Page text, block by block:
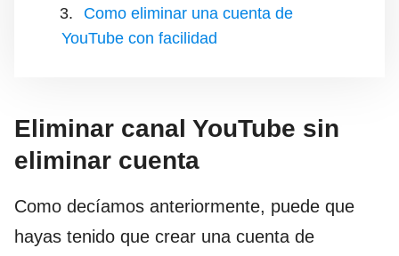
Como eliminar una cuenta de
YouTube con facilidad
Eliminar canal YouTube sin
eliminar cuenta
Como decíamos anteriormente, puede que
hayas tenido que crear una cuenta de